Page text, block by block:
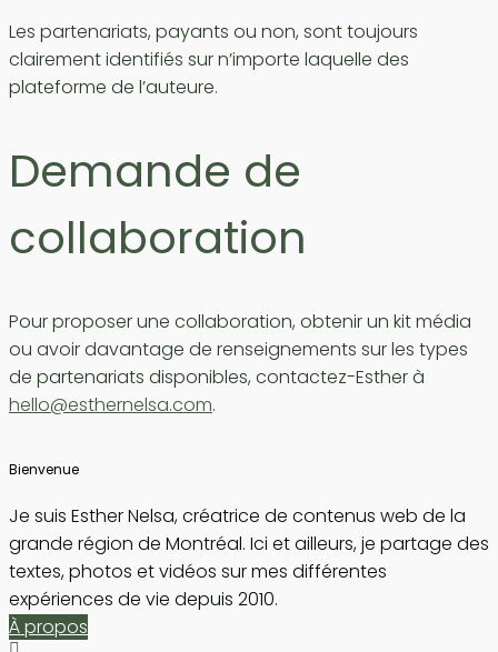
Les partenariats, payants ou non, sont toujours
clairement identifiés sur n’importe laquelle des
plateforme de l’auteure.
Demande de
collaboration
Pour proposer une collaboration, obtenir un kit média
ou avoir davantage de renseignements sur les types
de partenariats disponibles, contactez-Esther à
hello@esthernelsa.com.
Bienvenue
Je suis Esther Nelsa, créatrice de contenus web de la
grande région de Montréal. Ici et ailleurs, je partage des
textes, photos et vidéos sur mes différentes
expériences de vie depuis 2010.
À propos